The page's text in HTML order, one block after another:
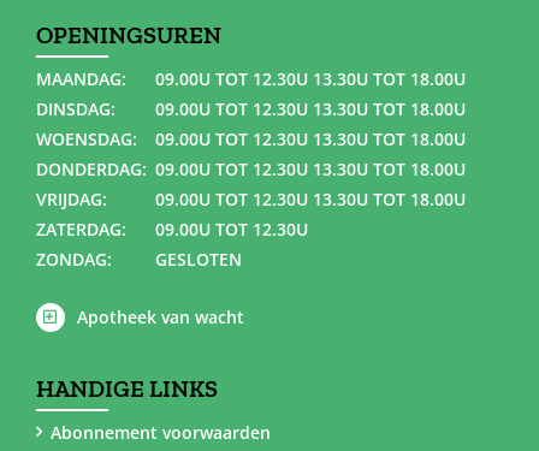
OPENINGSUREN
MAANDAG:
09.00U TOT 12.30U 13.30U TOT 18.00U
DINSDAG:
09.00U TOT 12.30U 13.30U TOT 18.00U
WOENSDAG:
09.00U TOT 12.30U 13.30U TOT 18.00U
DONDERDAG: 09.00U TOT 12.30U 13.30U TOT 18.00U
VRIJDAG:
09.00U TOT 12.30U 13.30U TOT 18.00U
ZATERDAG:
09.00U TOT 12.30U
ZONDAG:
GESLOTEN
Apotheek van wacht
HANDIGE LINKS
Abonnement voorwaarden